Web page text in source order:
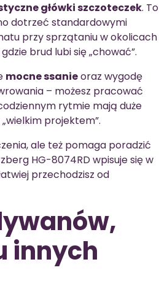
główki szczoteczek. To
dotrzeć standardowymi
przy sprzątaniu w okolicach
brud lubi się „chować”.
mocne ssanieoraz wygodę
– możesz pracować
rytmie mają duże
projektem”.
ale też pomaga poradzić
HG-8074RD wpisuje się w
przechodzisz od
innych